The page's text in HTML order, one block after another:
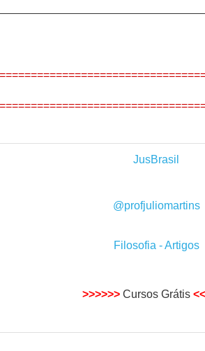
JusBrasil
@profjuliomartins
Filosofia - Artigos
>>>>>> Cursos Grátis